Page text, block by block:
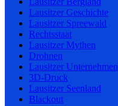
Lausitzer Geschichte
Lausitzer Spreewald
Rechtsstaat
Lausitzer Mythen
Drohnen
Lausitzer Unternehmen
3D-Druck
Lausitzer Seenland
Blackout